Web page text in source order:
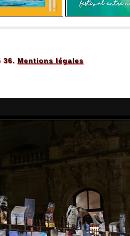
36. Mentions légales